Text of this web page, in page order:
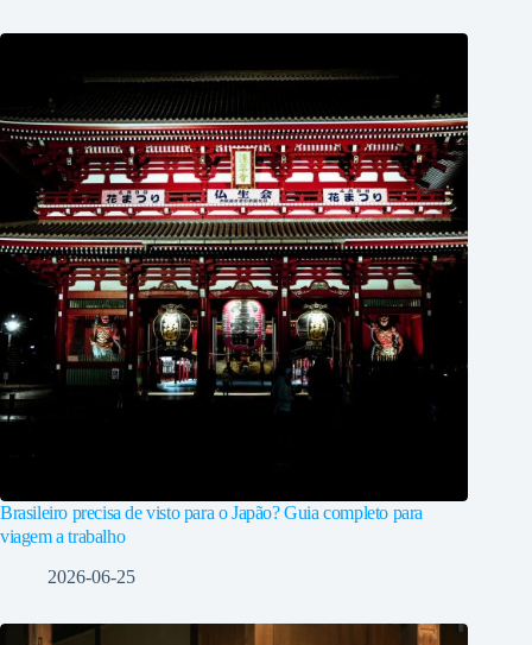
Brasileiro precisa de visto para o Japão? Guia completo para
viagem a trabalho
2026-06-25